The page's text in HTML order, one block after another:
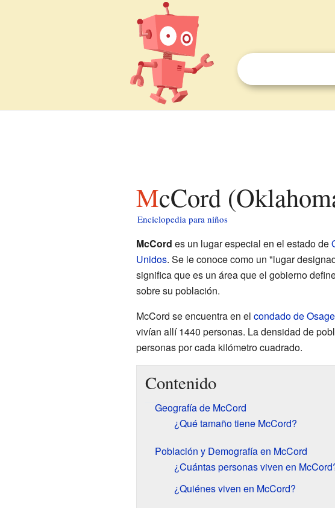
McCord
Enciclopedia para niños
McCord es un lugar especial en el estado de
Unidos. Se le conoce como un "lugar
significa que es un área que el gobierno
sobre su población.
McCord se encuentra en el condado de Osage
vivían allí 1440 personas. La densidad de
personas por cada kilómetro cuadrado.
Contenido
Geografía de McCord
¿Qué tamaño tiene McCord?
Población y Demografía en McCord
¿Cuántas personas viven en
¿Quiénes viven en McCord?